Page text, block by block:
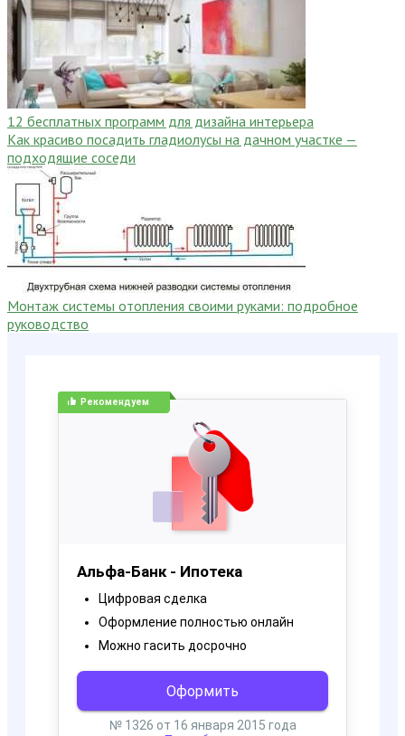
12 бесплатных программ для дизайна интерьера
Как красиво посадить гладиолусы на дачном участке —
подходящие соседи
Монтаж системы отопления своими руками: подробное
руководство